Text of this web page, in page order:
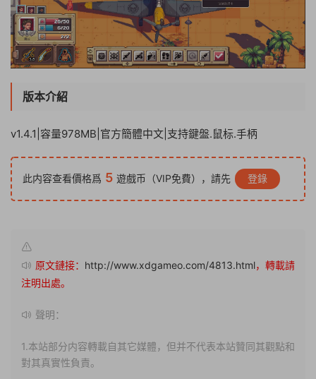
版本介紹
v1.4.1|容量978MB|官方簡體中文|支持鍵盤.鼠标.手柄
此内容查看價格爲 5 遊戲币（VIP免費），請先 登錄
原文鏈接： http://www.xdgameo.com/4813.html，轉載請
注明出處。
聲明：
1.本站部分内容轉載自其它媒體，但并不代表本站贊同其觀點和
對其真實性負責。